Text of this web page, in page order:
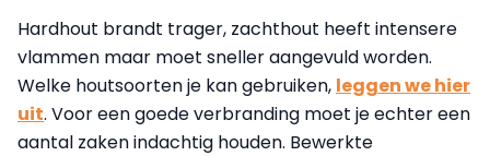
Hardhout brandt trager, zachthout heeft intensere
vlammen maar moet sneller aangevuld worden.
Welke houtsoorten je kan gebruiken, leggen we hier
uit. Voor een goede verbranding moet je echter een
aantal zaken indachtig houden. Bewerkte